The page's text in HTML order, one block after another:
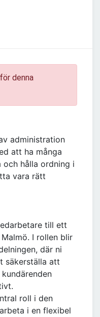
denna
administration
att ha många
hålla ordning i
vara rätt
till ett
I rollen blir
där ni
säkerställa att
roll i den
i en flexibel